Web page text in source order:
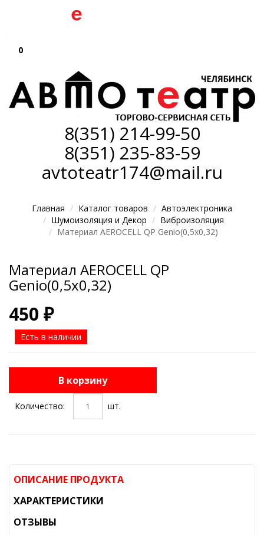
0
8(351) 214-99-50
8(351) 235-83-59
avtoteatr174@mail.ru
Главная Каталог товаров
Автоэлектроника
Шумоизоляция и Декор
Виброизоляция
Материал AEROCELL QP Genio(0,5х0,32)
Материал AEROCELL QP
Genio(0,5х0,32)
450 ₽
Есть в наличии
В корзину
Количество: шт.
ОПИСАНИЕ ПРОДУКТА
ХАРАКТЕРИСТИКИ
ОТЗЫВЫ